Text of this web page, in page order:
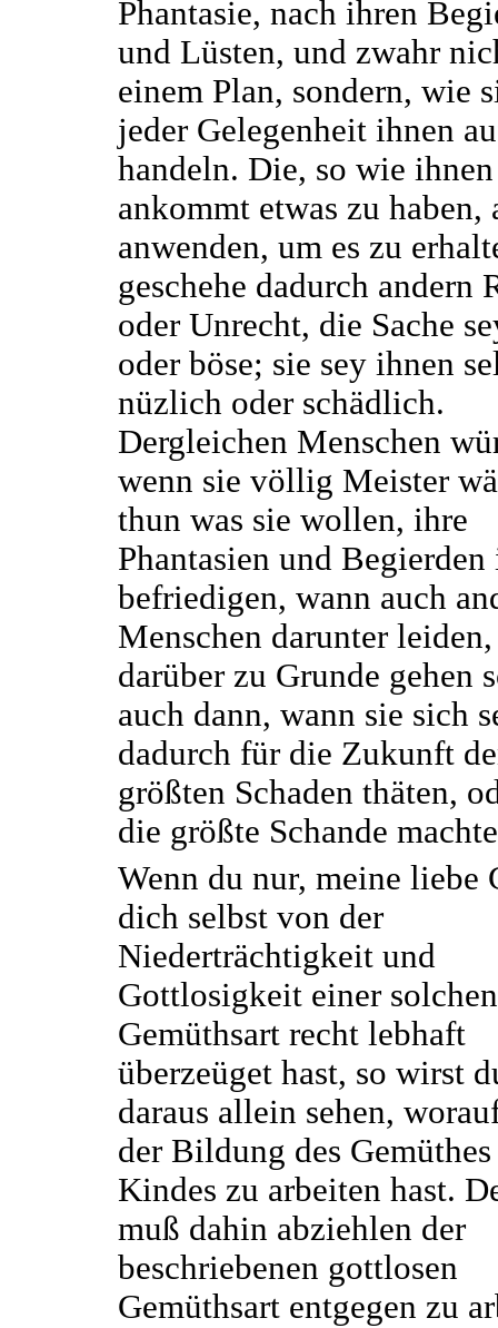
Phantasie, nach ihren
und Lüsten, und zwahr
einem Plan, sondern, wie
jeder Gelegenheit ihnen
handeln. Die, so wie
ankommt etwas zu haben,
anwenden, um es zu
geschehe dadurch andern
oder Unrecht, die Sache
oder böse; sie sey ihnen
nüzlich oder schädlich.
Dergleichen Menschen
wenn sie völlig Meister
thun was sie wollen, ihre
Phantasien und Begierden
befriedigen, wann auch
Menschen darunter
darüber zu Grunde gehen
auch dann, wann sie sich
dadurch für die Zukunft
größten Schaden thäten,
die größte Schande
Wenn du nur, meine liebe
dich selbst von der
Niederträchtigkeit und
Gottlosigkeit einer solchen
Gemüthsart recht lebhaft
überzeüget hast, so wirst
daraus allein sehen,
der Bildung des
Kindes zu arbeiten hast.
muß dahin abziehlen der
beschriebenen gottlosen
Gemüthsart entgegen zu